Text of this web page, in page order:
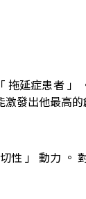
延症患者
發出他最高的
」 動力 。